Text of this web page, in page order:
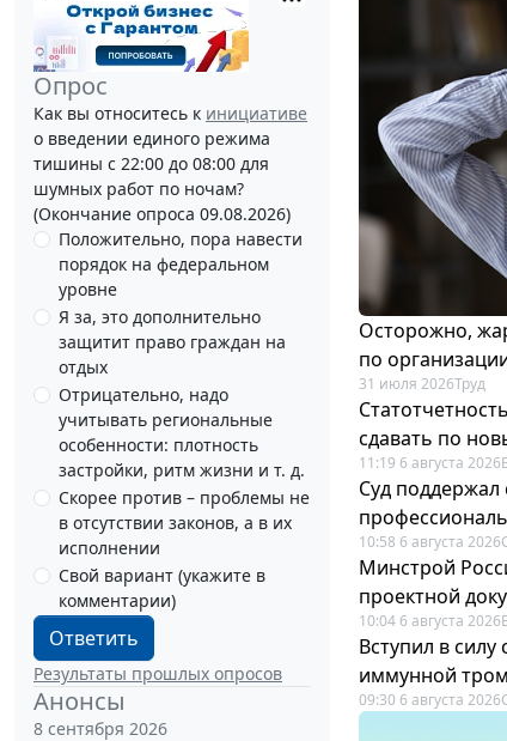
Опрос
Как вы относитесь к инициативе
о введении единого режима
тишины с 22:00 до 08:00 для
шумных работ по ночам?
(Окончание опроса 09.08.2026)
Положительно, пора навести
порядок на федеральном
уровне
Я за, это дополнительно
защитит право граждан на
отдых
Отрицательно, надо
учитывать региональные
особенности: плотность
застройки, ритм жизни и т. д.
Скорее против – проблемы не
в отсутствии законов, а в их
исполнении
Свой вариант (укажите в
комментарии)
Ответить
Результаты прошлых опросов
Анонсы
8 сентября 2026
Осторожно,
по
31 июля 2026Труд
сдавать по
11:19 6 августа 2026
Суд
10:58 6 августа 2026
Минстрой
проектной
10:04 6 августа 2026
Вступил в
иммунной
09:30 6 августа 2026